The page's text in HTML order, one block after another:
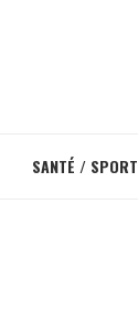
SANTÉ / SPORT